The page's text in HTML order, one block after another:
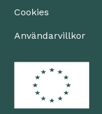
Cookies
Användarvillkor